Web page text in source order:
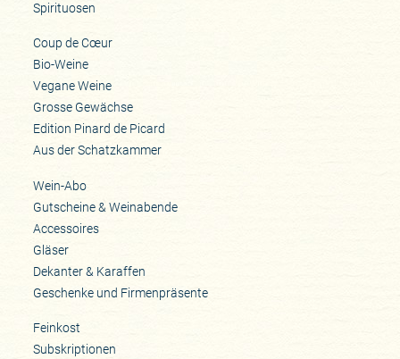
Spirituosen
Coup de Cœur
Bio-Weine
Vegane Weine
Grosse Gewächse
Edition Pinard de Picard
Aus der Schatzkammer
Wein-Abo
Gutscheine & Weinabende
Accessoires
Gläser
Dekanter & Karaffen
Geschenke und Firmenpräsente
Feinkost
Subskriptionen